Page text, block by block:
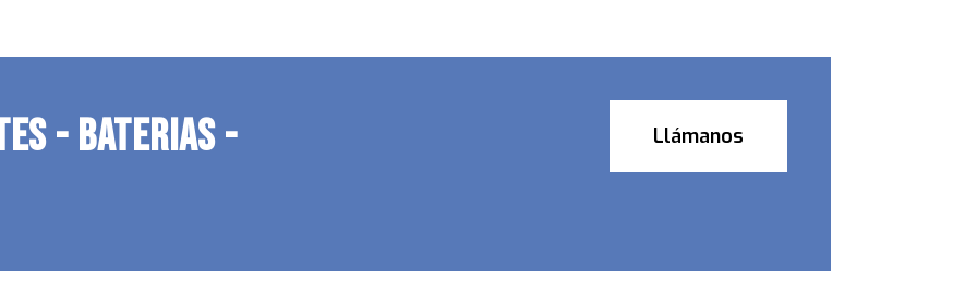
- BATERIAS -
Llámanos